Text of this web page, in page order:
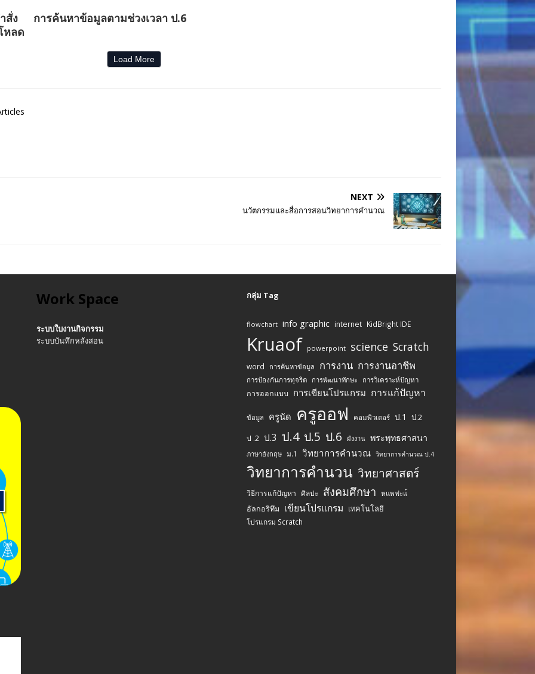
สั่ง
หลด
การค้นหาข้อมูลตามช่วงเวลา ป.6
Load More
NEXT
นวัตกรรมและสื่อการสอนวิทยาการคำนวณ
Work Space
ระบบใบงานกิจกรรม
ระบบบันทึกหลังสอน
กลุ่ม Tag
flowchart info graphic internet KidBright IDE
Kruaof powerpoint science Scratch
word การค้นหาข้อมูล การงาน การงานอาชีพ
การป้องกันการทุจริต การพัฒนาทักษะ การวิเคราะห์ปัญหา
การออกแบบ การเขียนโปรแกรม การแก้ปัญหา
ข้อมูล ครูนัด ครูออฟ คอมพิวเตอร์ ป.1 ป.2
ป .2 ป.3 ป.4 ป.5 ป.6 ผังงาน พระพุทธศาสนา
ภาษาอังกฤษ ม.1 วิทยาการคำนวณ วิทยาการคำนวณ ป.4
วิทยาการคำนวน วิทยาศาสตร์
วิธีการแก้ปัญหา ศิลปะ สังคมศึกษา หแพฟะแ้
อัลกอริทึม เขียนโปรแกรม เทคโนโลยี
โปรแกรม Scratch